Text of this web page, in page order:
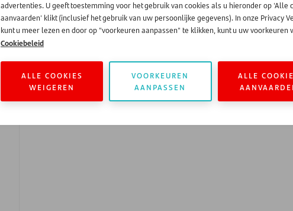
advertenties. U geeft toestemming voor het gebruik van cookies als u hieronder op 'Alle
aanvaarden' klikt (inclusief het gebruik van uw persoonlijke gegevens). In onze Privacy
kunt u meer lezen en door op "voorkeuren aanpassen" te klikken, kunt u uw voorkeuren
Cookiebeleid
ALLE COOKIES
WEIGEREN
VOORKEUREN
AANPASSEN
ALLE